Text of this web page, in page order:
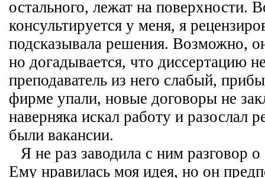
остального, лежат на поверхности.
консультируется у меня, я
подсказывала решения. Возможно,
но догадывается, что диссертацию
преподаватель из него слабый,
фирме упали, новые договоры не
наверняка искал работу и разослал
были вакансии.
Я не раз заводила с ним разговор
Ему нравилась моя идея, но он